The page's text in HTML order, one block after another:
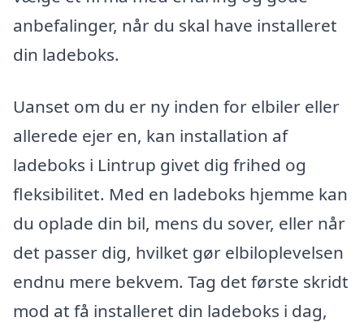
anbefalinger, når du skal have installeret
din ladeboks.
Uanset om du er ny inden for elbiler eller
allerede ejer en, kan installation af
ladeboks i Lintrup givet dig frihed og
fleksibilitet. Med en ladeboks hjemme kan
du oplade din bil, mens du sover, eller når
det passer dig, hvilket gør elbiloplevelsen
endnu mere bekvem. Tag det første skridt
mod at få installeret din ladeboks i dag,